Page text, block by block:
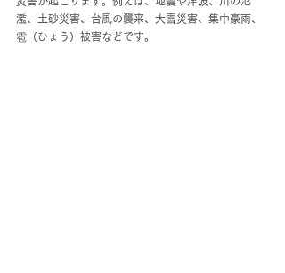
濫、土砂災害、台風の襲来、大雪災害、集中豪雨、
雹（ひょう）被害などです。